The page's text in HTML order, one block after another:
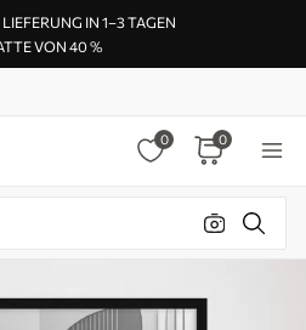
IN 1–3 TAGEN
VON 40 %
0 0